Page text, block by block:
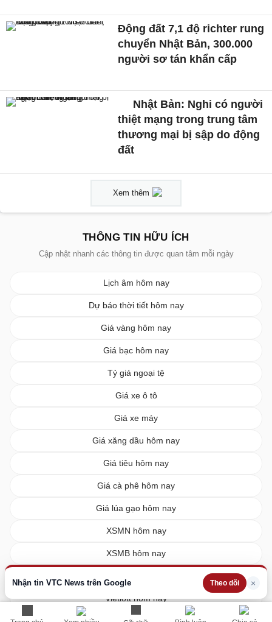
Nhận tin VTC News trên Google Theo dõi ×
Động đất 7,1 độ richter rung
chuyển Nhật Bản, 300.000
người sơ tán khẩn cấp
Nhật Bản: Nghi có người
thiệt mạng trong trung tâm
thương mại bị sập do động
đất
Xem thêm
THÔNG TIN HỮU ÍCH
Cập nhật nhanh các thông tin được quan tâm mỗi ngày
Lịch âm hôm nay
Dự báo thời tiết hôm nay
Giá vàng hôm nay
Giá bạc hôm nay
Tỷ giá ngoại tệ
Giá xe ô tô
Giá xe máy
Giá xăng dầu hôm nay
Giá tiêu hôm nay
Giá cà phê hôm nay
Giá lúa gạo hôm nay
XSMN hôm nay
XSMB hôm nay
Vietlott hôm nay